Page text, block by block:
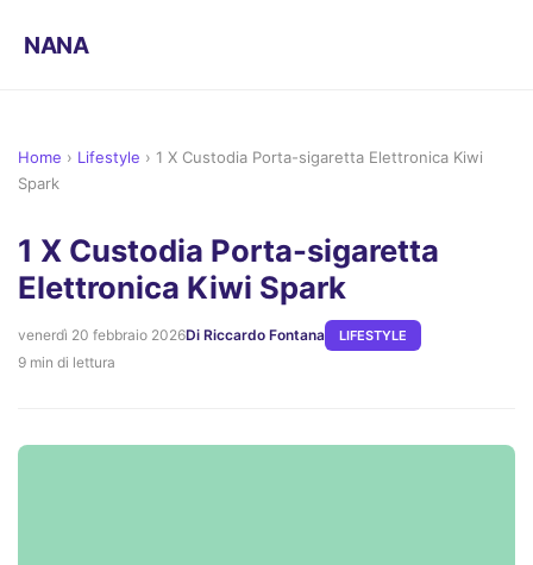
NANA
Home › Lifestyle › 1 X Custodia Porta-sigaretta Elettronica Kiwi
Spark
1 X Custodia Porta-sigaretta
Elettronica Kiwi Spark
venerdì 20 febbraio 2026Di Riccardo Fontana LIFESTYLE
9 min di lettura